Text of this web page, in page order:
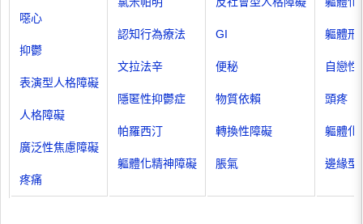
噁心
抑鬱
表演型人格障礙
人格障礙
廣泛性焦慮障礙
疼痛
認知行為療法
文拉法辛
隱匿性抑鬱症
帕羅西汀
軀體化精神障礙
GI
便秘
物質依賴
轉換性障礙
脹氣
軀體形
自戀性
頭疼
軀體化
邊緣型